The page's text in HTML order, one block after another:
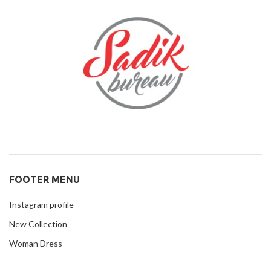
FOOTER MENU
Instagram profile
New Collection
Woman Dress